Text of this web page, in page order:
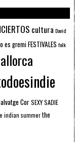
cultura David
es gremiFESTIVALES folk
CorSEXY SADIE
indian summerthe